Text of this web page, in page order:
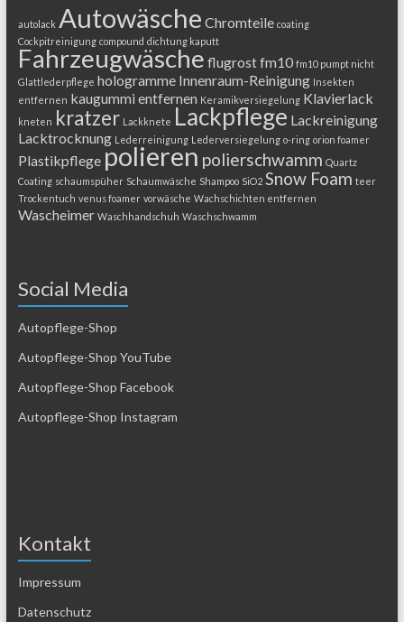
autolack Autowäsche Chromteile coating
Cockpitreinigung compound dichtung kaputt
Fahrzeugwäsche flugrostfm10 fm10 pumpt nicht
Glattlederpflege hologramme Innenraum-Reinigung Insekten
entfernen kaugummi entfernen Keramikversiegelung Klavierlack
kneten kratzer Lackknete Lackpflege Lackreinigung
Lacktrocknung Lederreinigung Lederversiegelung o-ring orion foamer
Plastikpflegepolieren polierschwamm Quartz
Coating schaumspüher Schaumwäsche Shampoo SiO2 Snow Foam teer
Trockentuch venus foamer vorwäsche Wachschichten entfernen
Wascheimer Waschhandschuh Waschschwamm
Social Media
Autopflege-Shop
Autopflege-Shop YouTube
Autopflege-Shop Facebook
Autopflege-Shop Instagram
Kontakt
Impressum
Datenschutz